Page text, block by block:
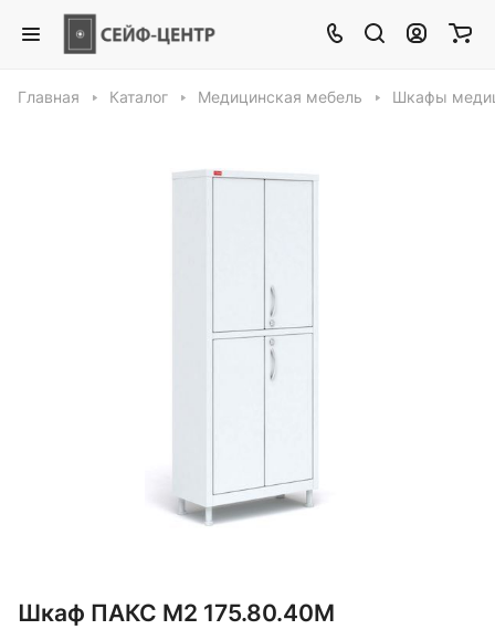
Главная Каталог Медицинская мебель Шкафы
Шкаф ПАКС М2 175.80.40М